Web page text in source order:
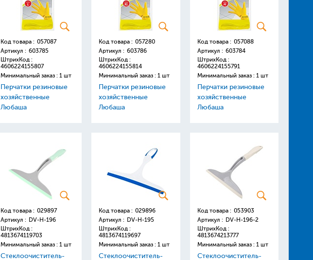
Код товара : 057087
Артикул : 603785
ШтрихКод :
4606224155807
Минимальный заказ : 1 шт
Перчатки резиновые
хозяйственные
Любаша
Код товара : 057280
Артикул : 603786
ШтрихКод :
4606224155814
Минимальный заказ : 1 шт
Перчатки резиновые
хозяйственные
Любаша
Код товара : 057088
Артикул : 603784
ШтрихКод :
4606224155791
Минимальный заказ : 1 шт
Перчатки резиновые
хозяйственные
Любаша
Код товара : 029897
Артикул : DV-H-196
ШтрихКод :
4813674119703
Минимальный заказ : 1 шт
Стеклоочиститель-
Код товара : 029896
Артикул : DV-H-195
ШтрихКод :
4813674119697
Минимальный заказ : 1 шт
Стеклоочиститель-
Код товара : 053903
Артикул : DV-H-196-2
ШтрихКод :
4813674213777
Минимальный заказ : 1 шт
Стеклоочиститель-